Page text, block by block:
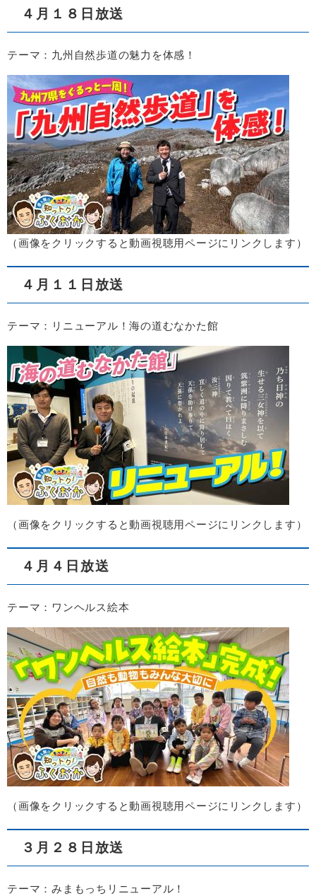
４月１８日放送
テーマ：九州自然歩道の魅力を体感！
（画像をクリックすると動画視聴用ページにリンクします）​
４月１１日放送
テーマ：リニューアル！海の道むなかた館
（画像をクリックすると動画視聴用ページにリンクします）
４月４日放送
テーマ：ワンヘルス絵本
（画像をクリックすると動画視聴用ページにリンクします）
３月２８日放送
テーマ：みまもっちリニューアル！